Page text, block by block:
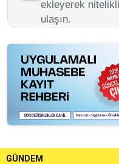
ekleyerek
ulaşın.
GÜNDEM